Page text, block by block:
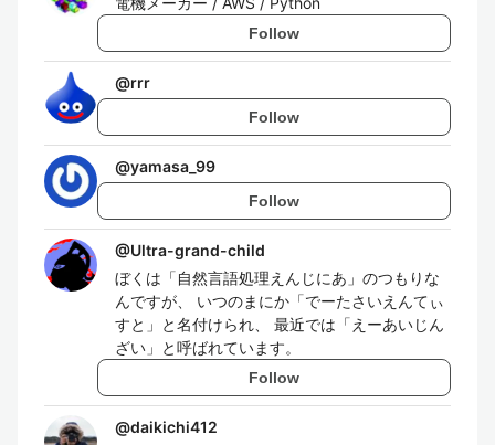
Follow
@rrr
Follow
@yamasa_99
Follow
@Ultra-grand-child
ぼくは「自然言語処理えんじにあ」のつもりな
んですが、 いつのまにか「でーたさいえんてぃ
すと」と名付けられ、 最近では「えーあいじん
ざい」と呼ばれています。
Follow
@daikichi412